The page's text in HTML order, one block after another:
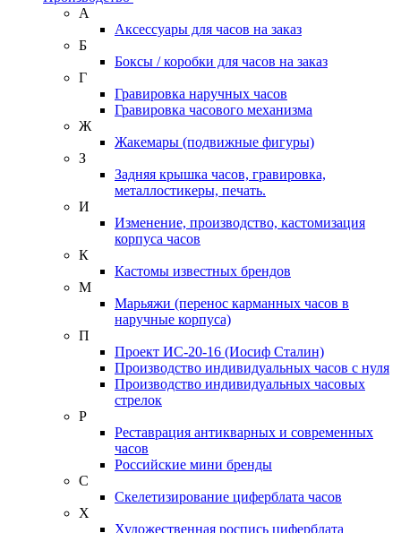
А
Аксессуары для часов на заказ
Б
Боксы / коробки для часов на заказ
Г
Гравировка наручных часов
Гравировка часового механизма
Ж
Жакемары (подвижные фигуры)
З
Задняя крышка часов, гравировка,
металлостикеры, печать.
И
Изменение, производство, кастомизация
корпуса часов
К
Кастомы известных брендов
М
Марьяжи (перенос карманных часов в
наручные корпуса)
П
Проект ИС-20-16 (Иосиф Сталин)
Производство индивидуальных часов с нуля
Производство индивидуальных часовых
стрелок
Р
Реставрация антикварных и современных
часов
Российские мини бренды
С
Скелетизирование циферблата часов
Х
Художественная роспись циферблата